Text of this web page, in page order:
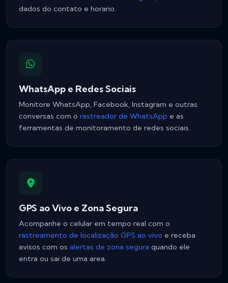
dados do contato e horario.
WhatsApp e Redes Sociais
Monitore WhatsApp, Facebook, Instagram e outras
conversas com o rastreador de WhatsApp e as
ferramentas de monitoramento de redes sociais.
GPS ao Vivo e Zona Segura
Acompanhe o celular em tempo real com o
rastreamento de localização GPS ao vivo e receba
avisos com os alertas de zona segura quando ele
entra ou sai de uma area.